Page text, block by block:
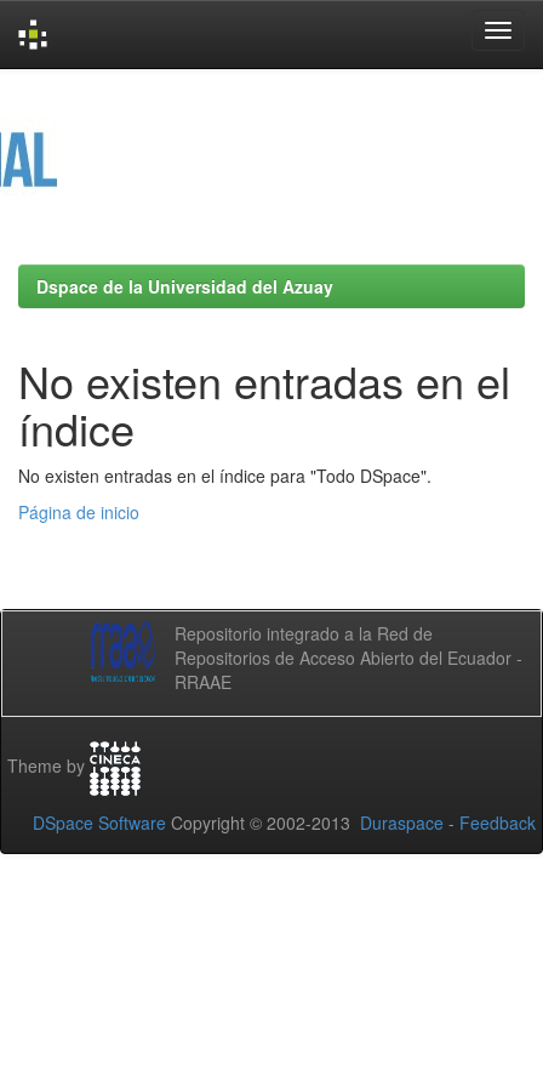
Dspace de la Universidad del Azuay
No existen entradas en el
índice
No existen entradas en el índice para "Todo DSpace".
Página de inicio
Repositorio integrado a la Red de
Repositorios de Acceso Abierto del Ecuador -
RRAAE
Theme by
DSpace Software Copyright © 2002-2013 Duraspace - Feedback